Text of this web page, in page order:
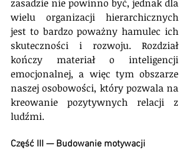
zasadzie nie powinno być, jednak dla
wielu organizacji hierarchicznych
jest to bardzo poważny hamulec ich
skuteczności i rozwoju. Rozdział
kończy materiał o inteligencji
emocjonalnej, a więc tym obszarze
naszej osobowości, który pozwala na
kreowanie pozytywnych relacji z
ludźmi.
Część III — Budowanie motywacji